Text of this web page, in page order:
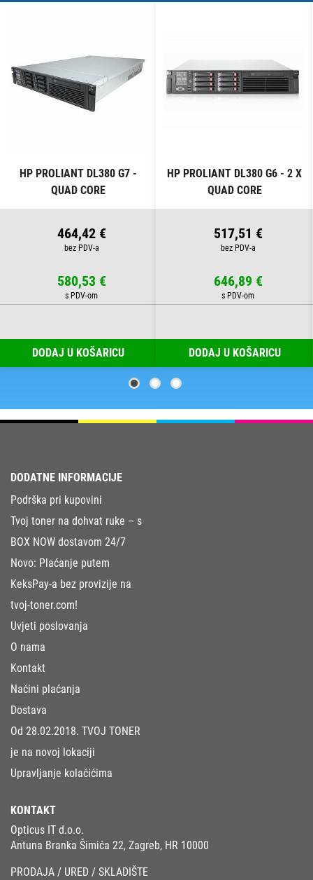
HP PROLIANT DL380 G7 -
QUAD CORE
464,42 €
580,53 €
DODAJ U KOŠARICU
HP PROLIANT DL380 G6 - 2 X
QUAD CORE
517,51 €
646,89 €
DODAJ U KOŠARICU
DODATNE INFORMACIJE
Podrška pri kupovini
Tvoj toner na dohvat ruke – s
BOX NOW dostavom 24/7
Novo: Plaćanje putem
KeksPay-a bez provizije na
tvoj-toner.com!
Uvjeti poslovanja
O nama
Kontakt
Načini plaćanja
Dostava
Od 28.02.2018. TVOJ TONER
je na novoj lokaciji
Upravljanje kolačićima
KONTAKT
Opticus IT d.o.o.
Antuna Branka Šimića 22, Zagreb, HR 10000
PRODAJA / URED / SKLADIŠTE